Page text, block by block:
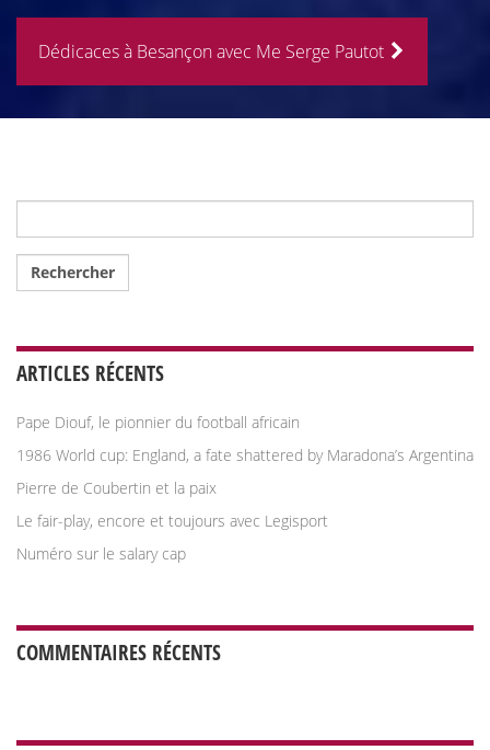
Dédicaces à Besançon avec Me Serge Pautot
ARTICLES RÉCENTS
Pape Diouf, le pionnier du football africain
1986 World cup: England, a fate shattered by Maradona’s Argentina
Pierre de Coubertin et la paix
Le fair-play, encore et toujours avec Legisport
Numéro sur le salary cap
COMMENTAIRES RÉCENTS